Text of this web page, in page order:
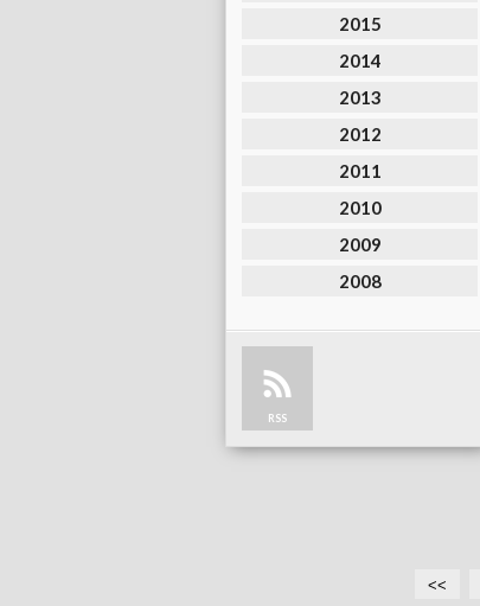
2015
2014
2013
2012
2011
2010
2009
2008
RSS
<<